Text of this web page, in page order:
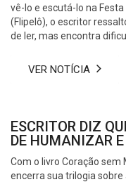
vê-lo e escutá-lo na
(Flipelô), o escritor
de ler, mas encontra
VER NOTÍCIA
ESCRITOR DIZ
DE HUMANIZAR
Com o livro Coração
encerra sua trilogia